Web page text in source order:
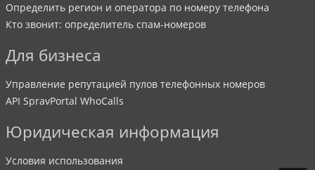
Определить регион и оператора по номеру телефона
Кто звонит: определитель спам-номеров
Для бизнеса
Управление репутацией пулов телефонных номеров
API SpravPortal WhoCalls
Юридическая информация
Условия использования